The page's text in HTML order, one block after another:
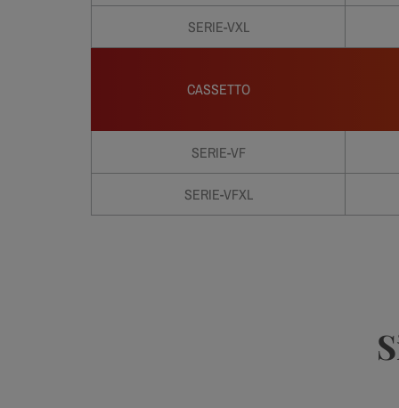
SERIE-VXL
CASSETTO
SERIE-VF
SERIE-VFXL